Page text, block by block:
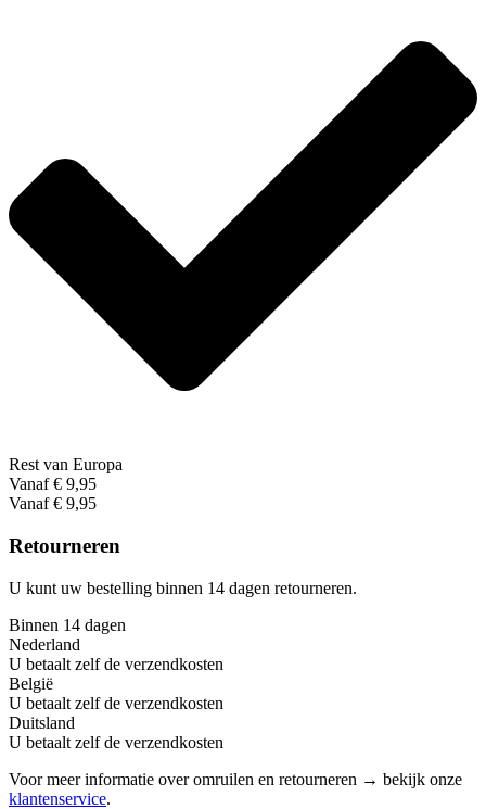
Rest van Europa
Vanaf € 9,95
Vanaf € 9,95
Retourneren
U kunt uw bestelling binnen 14 dagen retourneren.
Binnen 14 dagen
Nederland
U betaalt zelf de verzendkosten
België
U betaalt zelf de verzendkosten
Duitsland
U betaalt zelf de verzendkosten
Voor meer informatie over omruilen en retourneren → bekijk onze
klantenservice.